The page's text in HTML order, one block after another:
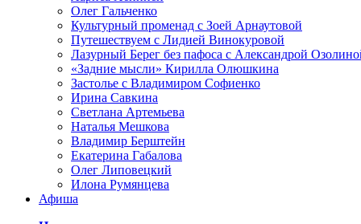
Олег Гальченко
Культурный променад с Зоей Арнаутовой
Путешествуем с Лидией Винокуровой
Лазурный Берег без пафоса с Александрой
«Задние мысли» Кирилла Олюшкина
Застолье с Владимиром Софиенко
Ирина Савкина
Светлана Артемьева
Наталья Мешкова
Владимир Берштейн
Екатерина Габалова
Олег Липовецкий
Илона Румянцева
Афиша